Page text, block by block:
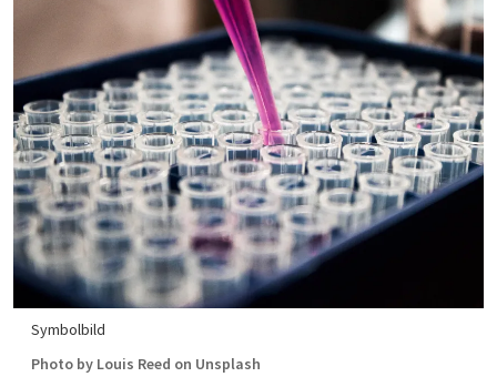
Symbolbild
Photo by Louis Reed on Unsplash